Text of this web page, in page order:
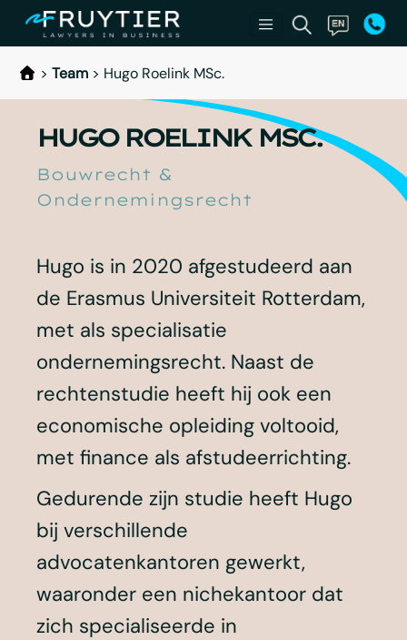
> Team > Hugo Roelink MSc.
HUGO ROELINK MSC.
Bouwrecht &
Ondernemingsrecht
Hugo is in 2020 afgestudeerd aan
de Erasmus Universiteit Rotterdam,
met als specialisatie
ondernemingsrecht. Naast de
rechtenstudie heeft hij ook een
economische opleiding voltooid,
met finance als afstudeerrichting.
Gedurende zijn studie heeft Hugo
bij verschillende
advocatenkantoren gewerkt,
waaronder een nichekantoor dat
zich specialiseerde in